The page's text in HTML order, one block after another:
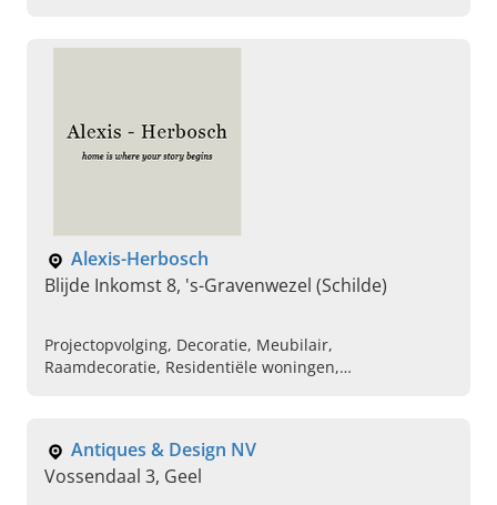
Interieurarchitectenbureau, Verbouwingen
Alexis-Herbosch
Blijde Inkomst 8, 's-Gravenwezel (Schilde)
Projectopvolging, Decoratie, Meubilair,
Raamdecoratie, Residentiële woningen,
Antiques & Design NV
Vossendaal 3, Geel